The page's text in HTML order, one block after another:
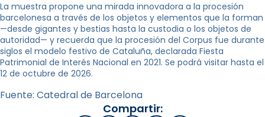
La muestra propone una mirada innovadora a la procesión
barcelonesa a través de los objetos y elementos que la forman
—desde gigantes y bestias hasta la custodia o los objetos de
autoridad— y recuerda que la procesión del Corpus fue durante
siglos el modelo festivo de Cataluña, declarada Fiesta
Patrimonial de Interés Nacional en 2021. Se podrá visitar hasta el
12 de octubre de 2026.
Fuente: Catedral de Barcelona
Compartir: